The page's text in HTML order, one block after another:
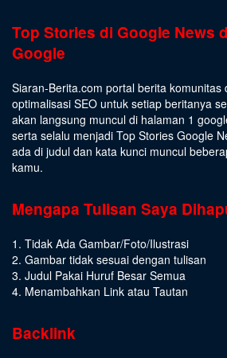
Top Stories di Google News
Google
Siaran-Berita.com portal berita komunitas
optimalisasi SEO untuk setiap beritanya
akan langsung muncul di halaman 1
serta selalu menjadi Top Stories Google
ada di judul dan kata kunci muncul
kamu.
Mengapa Tulisan Saya
1. Tidak Ada Gambar/Foto/Ilustrasi
2. Gambar tidak sesuai dengan tulisan
3. Judul Pakai Huruf Besar Semua
4. Menambahkan Link atau Tautan
Backlink